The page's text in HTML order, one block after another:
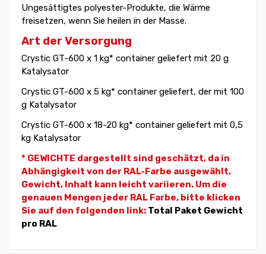
Ungesättigtes polyester-Produkte, die Wärme
freisetzen, wenn Sie heilen in der Masse.
Art der Versorgung
Crystic GT-600 x 1 kg* container geliefert mit 20 g
Katalysator
Crystic GT-600 x 5 kg* container geliefert, der mit 100
g Katalysator
Crystic GT-600 x 18-20 kg* container geliefert mit 0,5
kg Katalysator
* GEWICHTE dargestellt sind geschätzt, da in
Abhängigkeit von der RAL-Farbe ausgewählt,
Gewicht, Inhalt kann leicht variieren. Um die
genauen Mengen jeder RAL Farbe, bitte klicken
Sie auf den folgenden link: Total Paket Gewicht
pro RAL